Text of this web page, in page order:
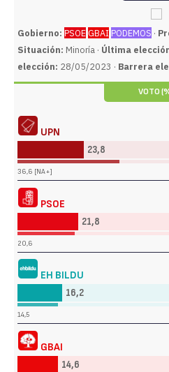
Gobierno: PSOEGBAI PODEMOS ·
Situación: Minoría · Última
elección: 28/05/2023 · Barrera
VOTO
UPN
23,8
36,6 [NA+]
PSOE
21,8
20,6
EH BILDU
16,2
14,5
GBAI
14,6